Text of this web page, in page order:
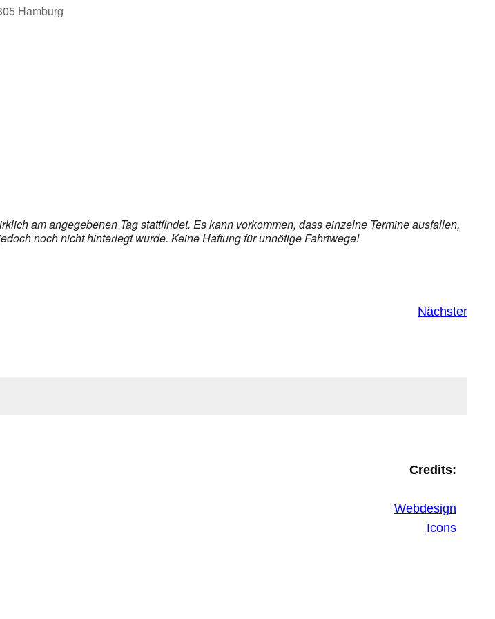
Hamburg
am angegebenen Tag stattfindet. Es kann vorkommen, dass einzelne Termine ausfallen,
noch nicht hinterlegt wurde. Keine Haftung für unnötige Fahrtwege!
Nächster
Credits:
Webdesign
Icons